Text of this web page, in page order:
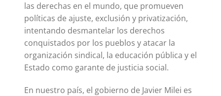
las derechas en el mundo, que promueven
políticas de ajuste, exclusión y privatización,
intentando desmantelar los derechos
conquistados por los pueblos y atacar la
organización sindical, la educación pública y el
Estado como garante de justicia social.
En nuestro país, el gobierno de Javier Milei es